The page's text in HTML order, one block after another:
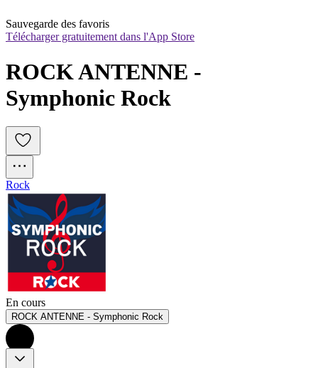
Sauvegarde des favoris
Télécharger gratuitement dans l'App Store
ROCK ANTENNE -
Symphonic Rock
Rock
En cours
ROCK ANTENNE - Symphonic Rock